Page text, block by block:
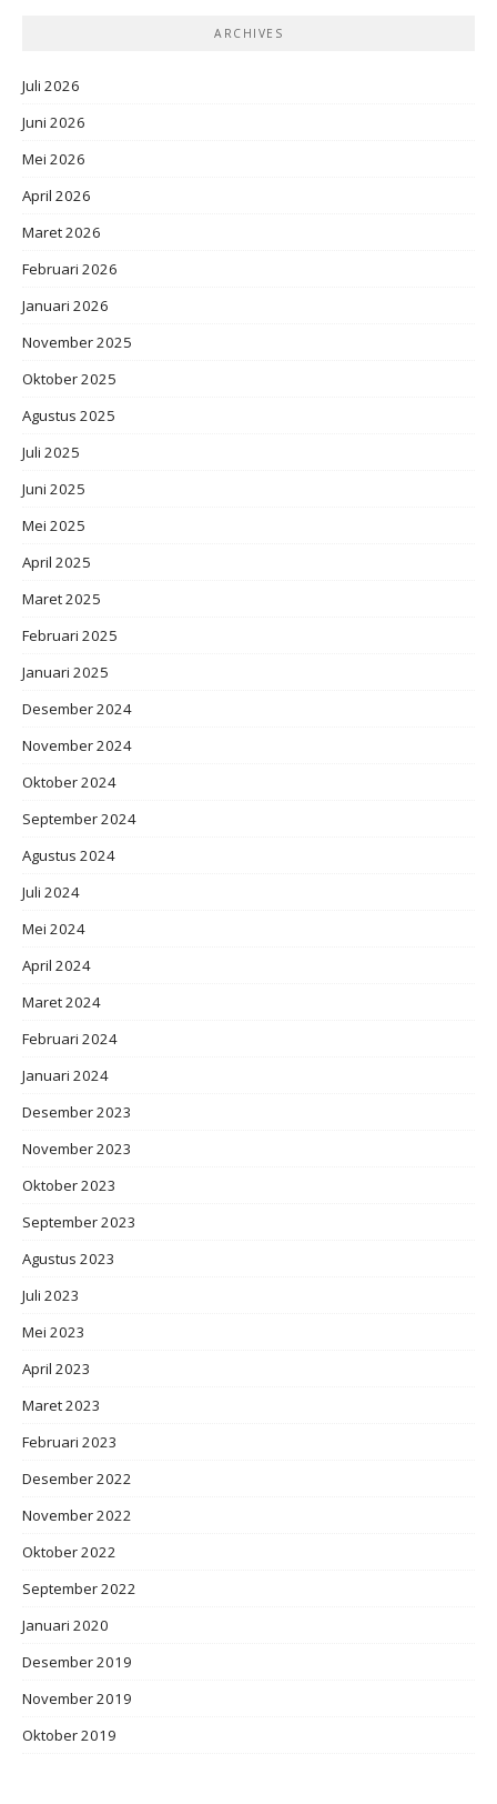
ARCHIVES
Juli 2026
Juni 2026
Mei 2026
April 2026
Maret 2026
Februari 2026
Januari 2026
November 2025
Oktober 2025
Agustus 2025
Juli 2025
Juni 2025
Mei 2025
April 2025
Maret 2025
Februari 2025
Januari 2025
Desember 2024
November 2024
Oktober 2024
September 2024
Agustus 2024
Juli 2024
Mei 2024
April 2024
Maret 2024
Februari 2024
Januari 2024
Desember 2023
November 2023
Oktober 2023
September 2023
Agustus 2023
Juli 2023
Mei 2023
April 2023
Maret 2023
Februari 2023
Desember 2022
November 2022
Oktober 2022
September 2022
Januari 2020
Desember 2019
November 2019
Oktober 2019